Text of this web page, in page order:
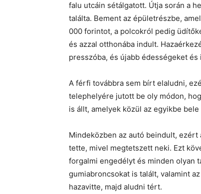
falu utcáin sétálgatott. Útja során a
találta. Bement az épületrészbe,
000 forintot, a polcokról pedig
és azzal otthonába indult.
presszóba, és újabb édességeket
A férfi továbbra sem bírt elaludni,
telephelyére jutott be oly módon,
is állt, amelyek közül az egyikbe
Mindeközben az autó beindult,
tette, mivel megtetszett neki. Ezt
forgalmi engedélyt és minden olyan
gumiabroncsokat is talált, valamint
hazavitte, majd aludni tért.